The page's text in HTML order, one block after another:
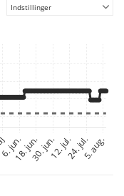
Indstillinger